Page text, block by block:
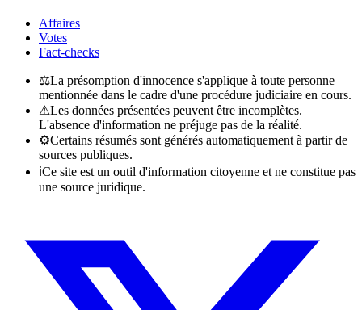
Affaires
Votes
Fact-checks
⚖La présomption d'innocence s'applique à toute personne
mentionnée dans le cadre d'une procédure judiciaire en cours.
⚠Les données présentées peuvent être incomplètes.
L'absence d'information ne préjuge pas de la réalité.
⚙Certains résumés sont générés automatiquement à partir de
sources publiques.
ℹCe site est un outil d'information citoyenne et ne constitue pas
une source juridique.